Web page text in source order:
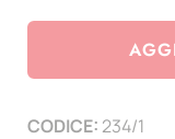
CODICE: 234/1